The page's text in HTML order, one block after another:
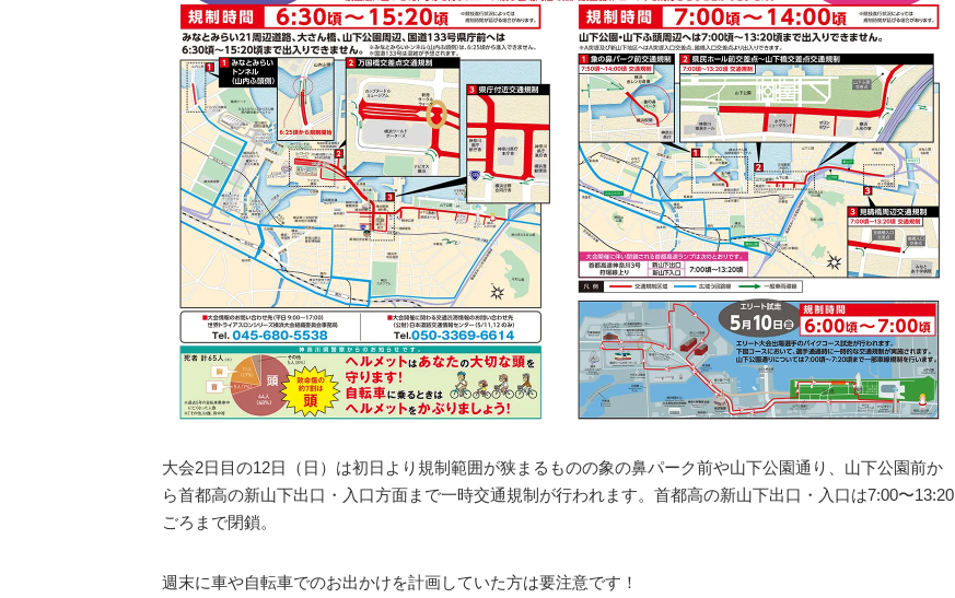
大会2日目の12日（日）は初日より規制範囲が狭まるものの象の鼻パーク前や山下公園通り、山下公園前か
ら首都高の新山下出口・入口方面まで一時交通規制が行われます。首都高の新山下出口・入口は7:00〜13:20
ごろまで閉鎖。
週末に車や自転車でのお出かけを計画していた方は要注意です！